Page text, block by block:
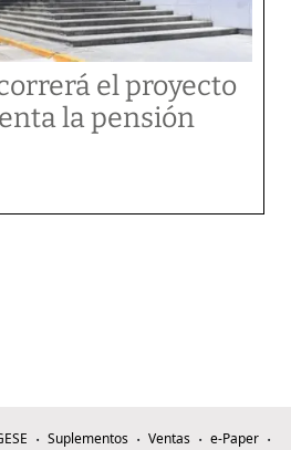
el proyecto
la pensión
Suplementos Ventas
e-Paper